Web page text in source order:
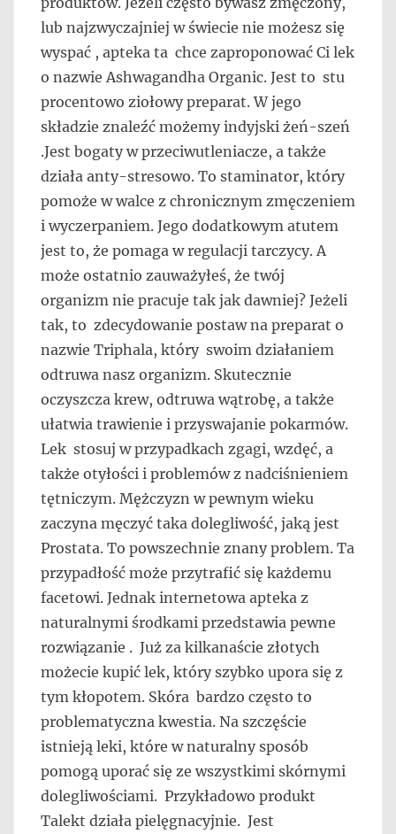
lub najzwyczajniej w świecie nie możesz się
wyspać , apteka ta chce zaproponować Ci lek
o nazwie Ashwagandha Organic. Jest to stu
procentowo ziołowy preparat. W jego
składzie znaleźć możemy indyjski żeń-szeń
.Jest bogaty w przeciwutleniacze, a także
działa anty-stresowo. To staminator, który
pomoże w walce z chronicznym zmęczeniem
i wyczerpaniem. Jego dodatkowym atutem
jest to, że pomaga w regulacji tarczycy. A
może ostatnio zauważyłeś, że twój
organizm nie pracuje tak jak dawniej? Jeżeli
tak, to zdecydowanie postaw na preparat o
nazwie Triphala, który swoim działaniem
odtruwa nasz organizm. Skutecznie
oczyszcza krew, odtruwa wątrobę, a także
ułatwia trawienie i przyswajanie pokarmów.
Lek stosuj w przypadkach zgagi, wzdęć, a
także otyłości i problemów z nadciśnieniem
tętniczym. Mężczyzn w pewnym wieku
zaczyna męczyć taka dolegliwość, jaką jest
Prostata. To powszechnie znany problem. Ta
przypadłość może przytrafić się każdemu
facetowi. Jednak internetowa apteka z
naturalnymi środkami przedstawia pewne
rozwiązanie . Już za kilkanaście złotych
możecie kupić lek, który szybko upora się z
tym kłopotem. Skóra bardzo często to
problematyczna kwestia. Na szczęście
istnieją leki, które w naturalny sposób
pomogą uporać się ze wszystkimi skórnymi
dolegliwościami. Przykładowo produkt
Talekt działa pielęgnacyjnie. Jest